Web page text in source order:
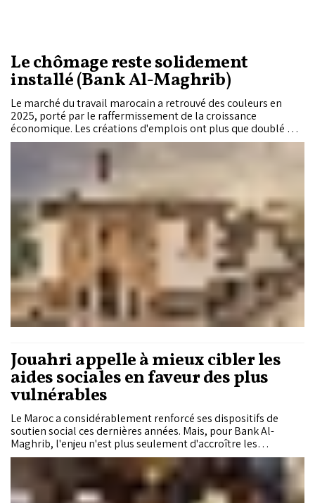
Le chômage reste solidement
installé (Bank Al-Maghrib)
Le marché du travail marocain a retrouvé des couleurs en
2025, porté par le raffermissement de la croissance
économique. Les créations d'emplois ont plus que doublé par
rapport à l'année précédente et le chômage a légèrement
reculé. Cette amélioration reste toutefois insuffisante pour
Rapport annuel présenté à Sa Majesté le Roi Mohammed VI,
Bank Al-Maghrib dresse un constat nuancé : derrière la
reprise de l'emploi, le chômage demeure élevé, continue de
progresser chez les femmes et les jeunes, tandis que le sous-
emploi gagne du terrain.
Jouahri appelle à mieux cibler les
aides sociales en faveur des plus
vulnérables
Le Maroc a considérablement renforcé ses dispositifs de
soutien social ces dernières années. Mais, pour Bank Al-
Maghrib, l'enjeu n'est plus seulement d'accroître les
dépenses publiques : il s'agit désormais de mieux orienter les
aides vers les ménages qui en ont le plus besoin, afin de
réduire les inégalités tout en préservant les marges
budgétaires de l'État.